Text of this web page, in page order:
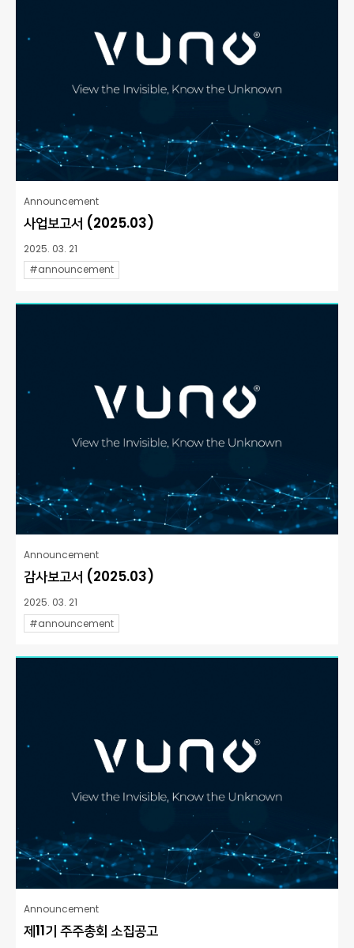
Announcement
사업보고서 (2025.03)
2025. 03. 21
#announcement
Announcement
감사보고서 (2025.03)
2025. 03. 21
#announcement
Announcement
제11기 주주총회 소집공고